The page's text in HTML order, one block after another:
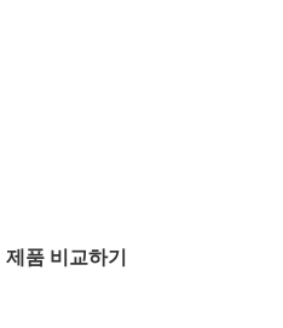
제품 비교하기